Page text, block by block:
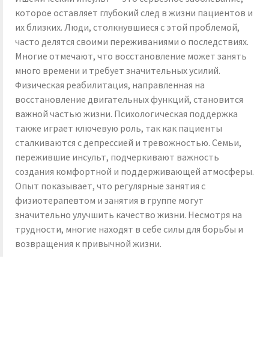
которое оставляет глубокий след в жизни пациентов и
их близких. Люди, столкнувшиеся с этой проблемой,
часто делятся своими переживаниями о последствиях.
Многие отмечают, что восстановление может занять
много времени и требует значительных усилий.
Физическая реабилитация, направленная на
восстановление двигательных функций, становится
важной частью жизни. Психологическая поддержка
также играет ключевую роль, так как пациенты
сталкиваются с депрессией и тревожностью. Семьи,
пережившие инсульт, подчеркивают важность
создания комфортной и поддерживающей атмосферы.
Опыт показывает, что регулярные занятия с
физиотерапевтом и занятия в группе могут
значительно улучшить качество жизни. Несмотря на
трудности, многие находят в себе силы для борьбы и
возвращения к привычной жизни.